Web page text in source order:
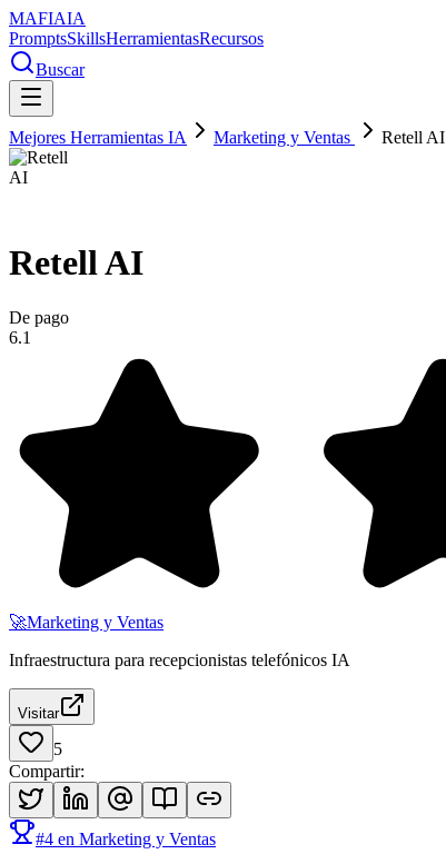
MAFIAIA
PromptsSkillsHerramientasRecursos
Buscar
Mejores Herramientas IA Marketing y Ventas Retell AI
Retell AI
De pago
6.1
🚀Marketing y Ventas
Infraestructura para recepcionistas telefónicos IA
Visitar
5
Compartir:
#4 en Marketing y Ventas